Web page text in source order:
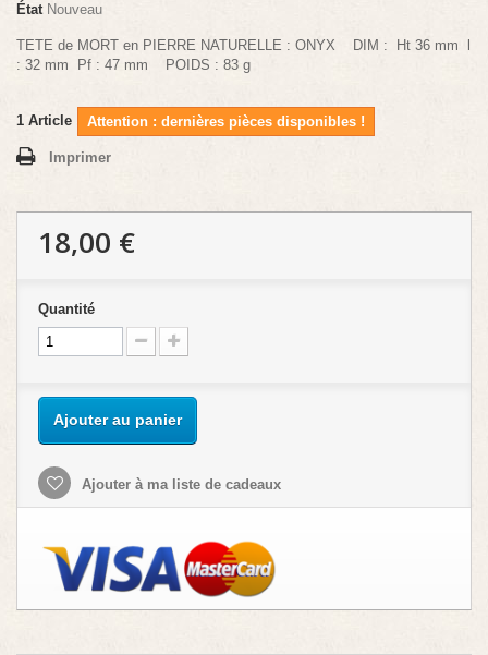
État Nouveau
TETE de MORT en PIERRE NATURELLE : ONYX DIM : Ht 36 mm l
: 32 mm Pf : 47 mm POIDS : 83 g
1 Article Attention : dernières pièces disponibles !
Imprimer
18,00 €
Quantité
Ajouter au panier
Ajouter à ma liste de cadeaux